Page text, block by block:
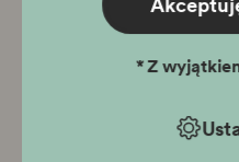
*Z
monografii i
pozycji, wśród których
zainteresowania
strony wo­kół